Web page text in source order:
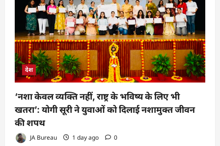
देश
‘नशा केवल व्यक्ति नहीं, राष्ट्र के भविष्य के लिए भी
खतरा’: योगी सूरी ने युवाओं को दिलाई नशामुक्त जीवन
की शपथ
JA Bureau 1 day ago 0